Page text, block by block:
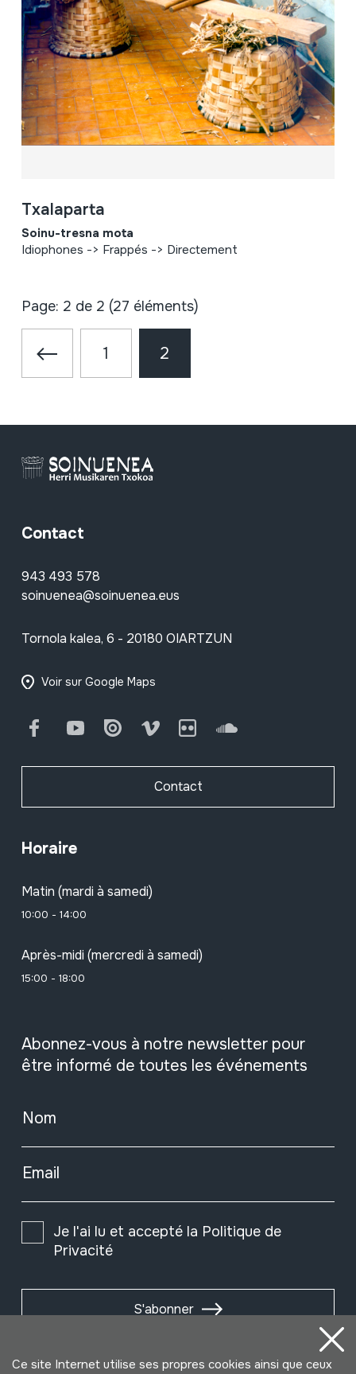
Txalaparta
Soinu-tresna mota
Idiophones -> Frappés -> Directement
Page: 2 de 2 (27 éléments)
1 2
Contact
943 493 578
soinuenea@soinuenea.eus
Tornola kalea, 6 - 20180 OIARTZUN
Voir sur Google Maps
FacebookYoutube Issuu Vimeo Flickr SoundCloud
Contact
Horaire
Matin (mardi à samedi)
10:00 - 14:00
Après-midi (mercredi à samedi)
15:00 - 18:00
Abonnez-vous à notre newsletter pour
être informé de toutes les événements
Nom
Email
Je l'ai lu et accepté la Politique de
Privacité
S'abonner
Ce site Internet utilise ses propres cookies ainsi que ceux